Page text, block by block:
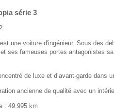
série 3
une voiture d'ingénieur. Sous des
ses fameuses portes antagonistes
de luxe et d’avant-garde dans
ancienne de qualité avec un
: 49 995 km